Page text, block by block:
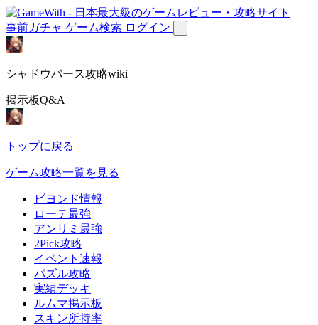
事前ガチャ ゲーム検索 ログイン
シャドウバース攻略wiki
掲示板Q&A
トップに戻る
ゲーム攻略一覧を見る
ビヨンド情報
ローテ最強
アンリミ最強
2Pick攻略
イベント速報
パズル攻略
実績デッキ
ルムマ掲示板
スキン所持率